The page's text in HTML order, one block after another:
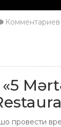
провести